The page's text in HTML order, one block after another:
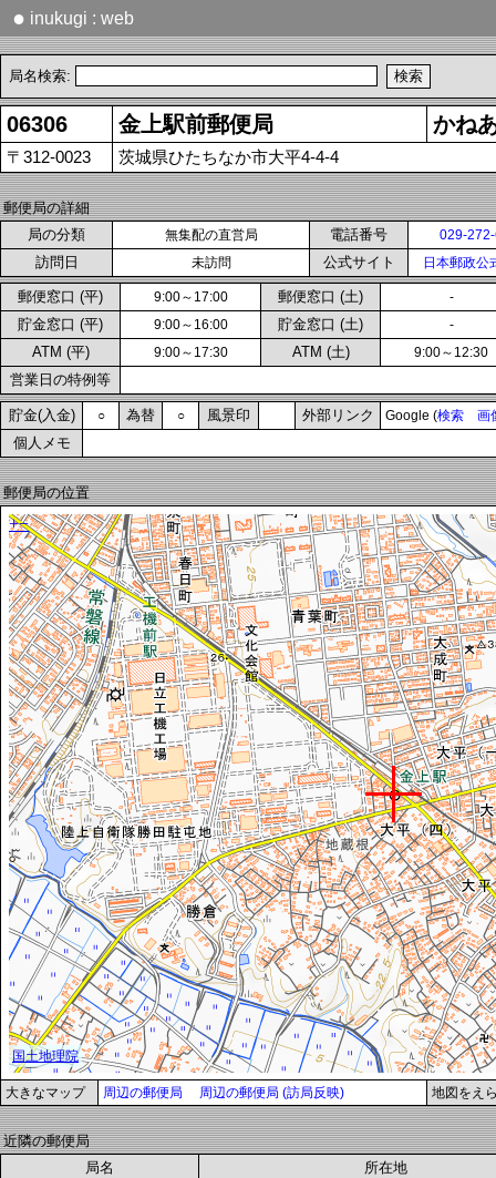
● inukugi : web
局名検索:
06306 金上駅前郵便局 かね
〒312-0023 茨城県ひたちなか市大平4-4-4
郵便局の詳細
局の分類
無集配の直営局 電話番号 029-
訪問日 未訪問 公式サイト 日本郵政公
郵便窓口 (平) 9:00～17:00 郵便窓口 (土) -
貯金窓口 (平) 9:00～16:00 貯金窓口 (土) -
ATM (平) 9:00～17:30 ATM (土) 9:00～12:30
営業日の特例等
貯金(入金) ○ 為替 ○ 風景印 外部リンク Google (検索 画
個人メモ
郵便局の位置
大きなマップ 周辺の郵便局 周辺の郵便局 (訪局反映) 地図をえ
近隣の郵便局
局名
所在地